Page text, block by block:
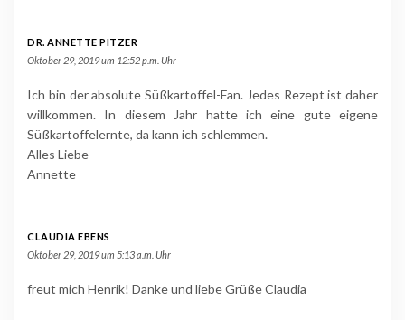
DR. ANNETTE PITZER
Oktober 29, 2019 um 12:52 p.m. Uhr
Ich bin der absolute Süßkartoffel-Fan. Jedes Rezept ist daher
willkommen. In diesem Jahr hatte ich eine gute eigene
Süßkartoffelernte, da kann ich schlemmen.
Alles Liebe
Annette
CLAUDIA EBENS
Oktober 29, 2019 um 5:13 a.m. Uhr
freut mich Henrik! Danke und liebe Grüße Claudia